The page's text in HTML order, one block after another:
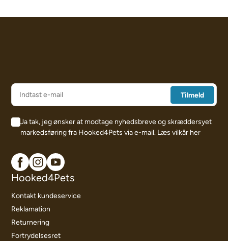
Ja tak, jeg ønsker at modtage nyhedsbreve og skræddersyet
markedsføring fra Hooked4Pets via e-mail. Læs vilkår her
Hooked4Pets
Kontakt kundeservice
Reklamation
Returnering
Fortrydelsesret